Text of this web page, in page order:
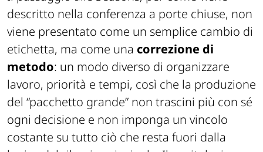
Il passaggio alle Seasons, per come viene
descritto nella conferenza a porte chiuse, non
viene presentato come un semplice cambio di
etichetta, ma come unacorrezione di
metodo: un modo diverso di organizzare
lavoro, priorità e tempi, così che la produzione
del “pacchetto grande” non trascini più con sé
ogni decisione e non imponga un vincolo